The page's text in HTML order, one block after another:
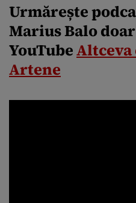
Urmărește
Marius Balo
YouTube
Artene